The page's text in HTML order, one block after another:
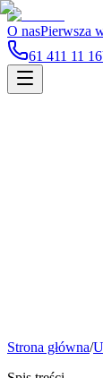
O nasPierwsza
61 411 11 16
Strona główna/